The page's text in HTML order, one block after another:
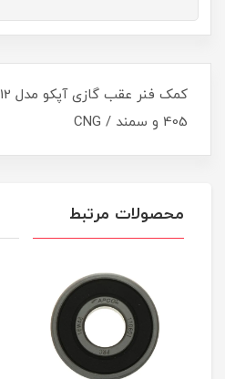
405 و سمند / CNG
محصولات مرتبط